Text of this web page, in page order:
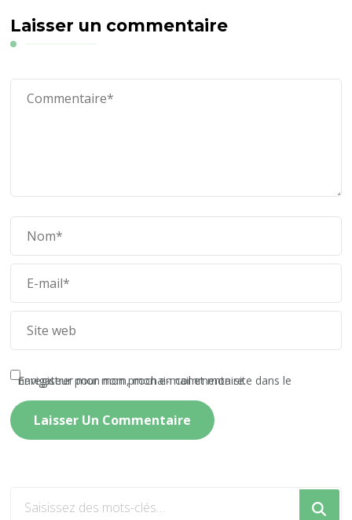
Laisser un commentaire
Enregistrer mon nom, mon e-mail et mon site dans le navigateur pour mon prochain commentaire.